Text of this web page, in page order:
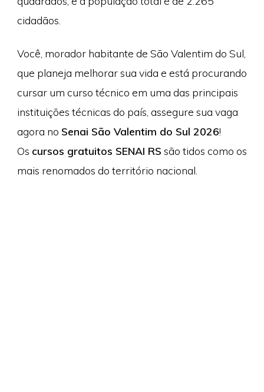
cidadãos.
Você, morador habitante de São Valentim do Sul,
que planeja melhorar sua vida e está procurando
cursar um curso técnico em uma das principais
instituições técnicas do país, assegure sua vaga
agora no Senai São Valentim do Sul 2026!
Os cursos gratuitos SENAI RS são tidos como os
mais renomados do território nacional.